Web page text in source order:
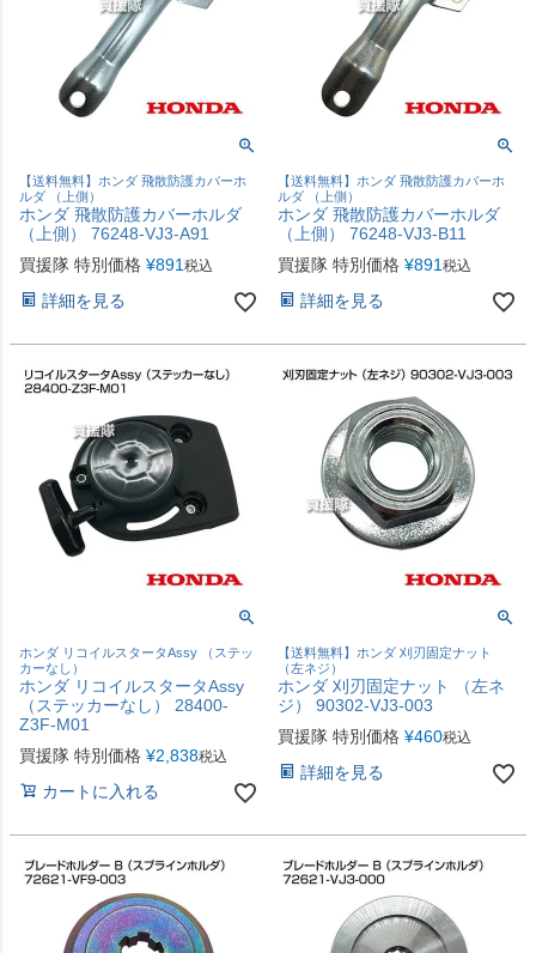
【送料無料】ホンダ 飛散防護カバーホ
ルダ （上側）
ホンダ 飛散防護カバーホルダ
（上側） 76248-VJ3-A91
買援隊 特別価格 ¥891 税込
詳細を見る
【送料無料】ホンダ 飛散防護カバーホ
ルダ （上側）
ホンダ 飛散防護カバーホルダ
（上側） 76248-VJ3-B11
買援隊 特別価格 ¥891 税込
詳細を見る
ホンダ リコイルスタータAssy （ステッ
カーなし）
ホンダ リコイルスタータAssy
（ステッカーなし） 28400-
Z3F-M01
買援隊 特別価格 ¥2,838税込
カートに入れる
【送料無料】ホンダ 刈刃固定ナット
（左ネジ）
ホンダ 刈刃固定ナット （左ネ
ジ） 90302-VJ3-003
買援隊 特別価格 ¥460税込
詳細を見る